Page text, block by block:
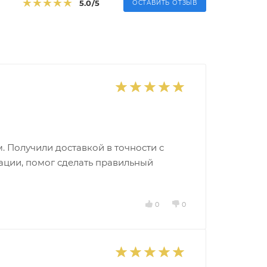
5.0/5 ОСТАВИТЬ ОТЗЫВ
Получили доставкой в точности с
помог сделать правильный
0 0